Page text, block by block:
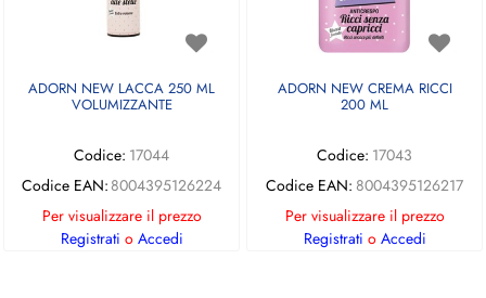
ADORN NEW LACCA 250 ML
VOLUMIZZANTE
Codice: 17044
Codice EAN: 8004395126224
Per visualizzare il prezzo
Registrati o Accedi
ADORN NEW CREMA RICCI
200 ML
Codice: 17043
Codice EAN: 8004395126217
Per visualizzare il prezzo
Registrati o Accedi